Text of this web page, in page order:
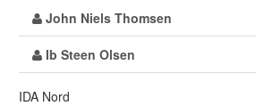
John Niels Thomsen
Ib Steen Olsen
IDA Nord